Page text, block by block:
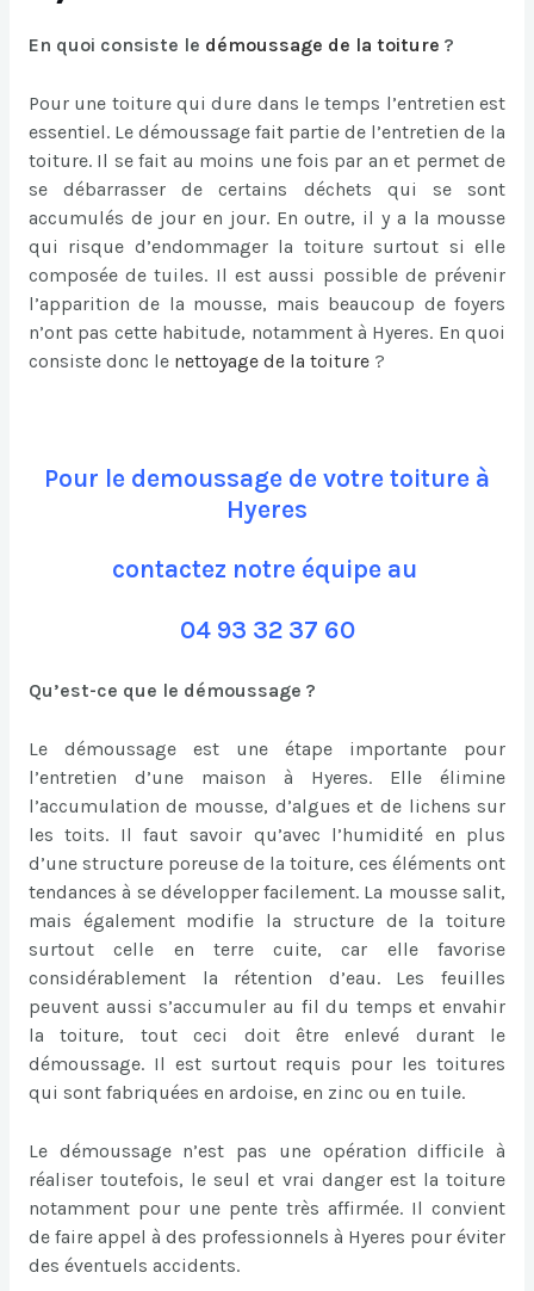
En quoi consiste le démoussage de la toiture ?
Pour une toiture qui dure dans le temps l’entretien est
essentiel. Le démoussage fait partie de l’entretien de la
toiture. Il se fait au moins une fois par an et permet de
se débarrasser de certains déchets qui se sont
accumulés de jour en jour. En outre, il y a la mousse
qui risque d’endommager la toiture surtout si elle
composée de tuiles. Il est aussi possible de prévenir
l’apparition de la mousse, mais beaucoup de foyers
n’ont pas cette habitude, notamment à Hyeres. En quoi
consiste donc le nettoyage de la toiture ?
Pour le demoussage de votre toiture à
Hyeres
contactez notre équipe au
04 93 32 37 60
Qu’est-ce que le démoussage ?
Le démoussage est une étape importante pour
l’entretien d’une maison à Hyeres. Elle élimine
l’accumulation de mousse, d’algues et de lichens sur
les toits. Il faut savoir qu’avec l’humidité en plus
d’une structure poreuse de la toiture, ces éléments ont
tendances à se développer facilement. La mousse salit,
mais également modifie la structure de la toiture
surtout celle en terre cuite, car elle favorise
considérablement la rétention d’eau. Les feuilles
peuvent aussi s’accumuler au fil du temps et envahir
la toiture, tout ceci doit être enlevé durant le
démoussage. Il est surtout requis pour les toitures
qui sont fabriquées en ardoise, en zinc ou en tuile.
Le démoussage n’est pas une opération difficile à
réaliser toutefois, le seul et vrai danger est la toiture
notamment pour une pente très affirmée. Il convient
de faire appel à des professionnels à Hyeres pour éviter
des éventuels accidents.